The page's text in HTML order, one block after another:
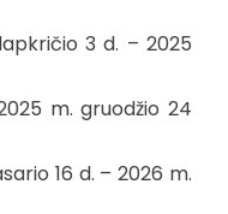
3 d. – 2025
m. gruodžio 24
16 d. – 2026 m.